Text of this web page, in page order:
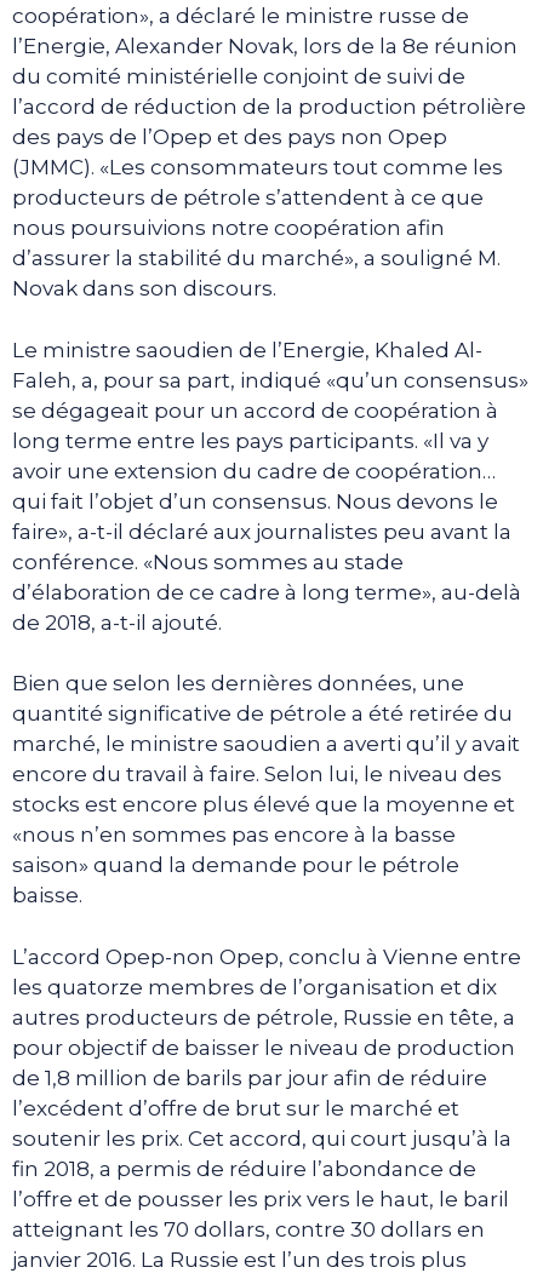
coopération», a déclaré le ministre russe de
l’Energie, Alexander Novak, lors de la 8e réunion
du comité ministérielle conjoint de suivi de
l’accord de réduction de la production pétrolière
des pays de l’Opep et des pays non Opep
(JMMC). «Les consommateurs tout comme les
producteurs de pétrole s’attendent à ce que
nous poursuivions notre coopération afin
d’assurer la stabilité du marché», a souligné M.
Novak dans son discours.
Le ministre saoudien de l’Energie, Khaled Al-
Faleh, a, pour sa part, indiqué «qu’un consensus»
se dégageait pour un accord de coopération à
long terme entre les pays participants. «Il va y
avoir une extension du cadre de coopération…
qui fait l’objet d’un consensus. Nous devons le
faire», a-t-il déclaré aux journalistes peu avant la
conférence. «Nous sommes au stade
d’élaboration de ce cadre à long terme», au-delà
de 2018, a-t-il ajouté.
Bien que selon les dernières données, une
quantité significative de pétrole a été retirée du
marché, le ministre saoudien a averti qu’il y avait
encore du travail à faire. Selon lui, le niveau des
stocks est encore plus élevé que la moyenne et
«nous n’en sommes pas encore à la basse
saison» quand la demande pour le pétrole
baisse.
L’accord Opep-non Opep, conclu à Vienne entre
les quatorze membres de l’organisation et dix
autres producteurs de pétrole, Russie en tête, a
pour objectif de baisser le niveau de production
de 1,8 million de barils par jour afin de réduire
l’excédent d’offre de brut sur le marché et
soutenir les prix. Cet accord, qui court jusqu’à la
fin 2018, a permis de réduire l’abondance de
l’offre et de pousser les prix vers le haut, le baril
atteignant les 70 dollars, contre 30 dollars en
janvier 2016. La Russie est l’un des trois plus